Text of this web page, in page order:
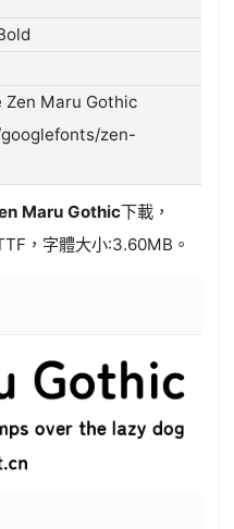
Zen Maru Gothic
zen-
Maru Gothic下載，
，字體大小:3.60MB。